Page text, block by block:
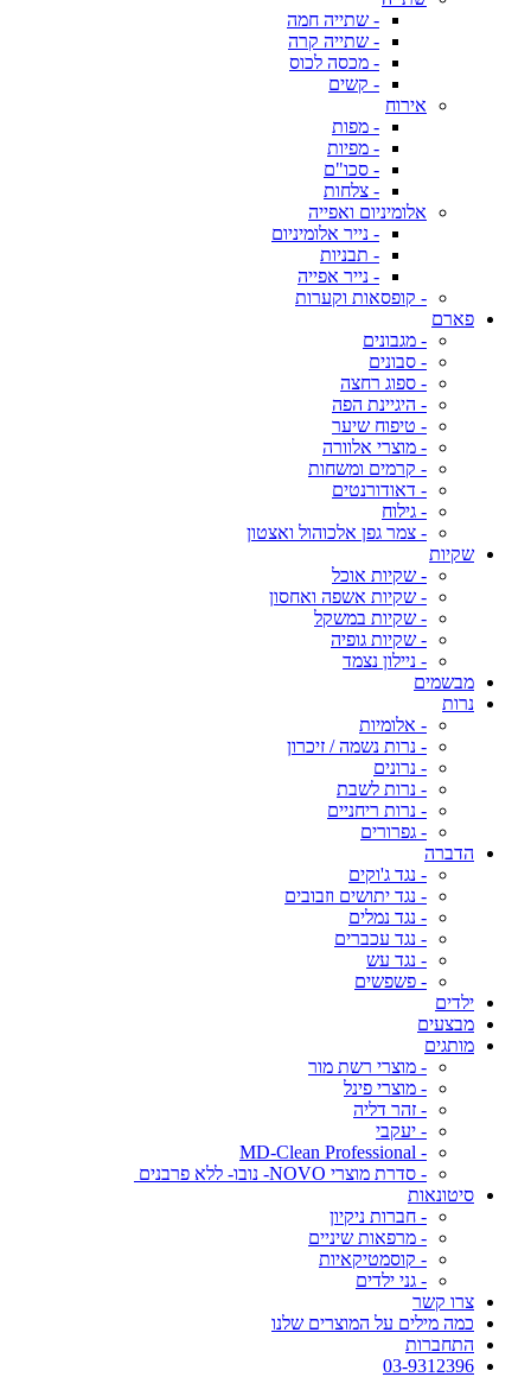
- שתייה חמה
- שתייה קרה
- מכסה לכוס
- קשים
אירוח
- מפות
- מפיות
- סכו"ם
- צלחות
אלומיניום ואפייה
- נייר אלומיניום
- תבניות
- נייר אפייה
- קופסאות וקערות
פארם
- מגבונים
- סבונים
- ספוג רחצה
- היגיינת הפה
- טיפוח שיער
- מוצרי אלוורה
- קרמים ומשחות
- דאודורנטים
- גילוח
- צמר גפן אלכוהול ואצטון
שקיות
- שקיות אוכל
- שקיות אשפה ואחסון
- שקיות במשקל
- שקיות גופיה
- ניילון נצמד
מבשמים
נרות
- אלומיות
- נרות נשמה / זיכרון
- נרונים
- נרות לשבת
- נרות ריחניים
- גפרורים
הדברה
- נגד ג'וקים
- נגד יתושים וזבובים
- נגד נמלים
- נגד עכברים
- נגד עש
- פשפשים
ילדים
מבצעים
מותגים
- מוצרי רשת מור
- מוצרי פינל
- זהר דליה
- יעקבי
- MD-Clean Professional
- סדרת מוצרי NOVO- נובו- ללא פרבנים
סיטונאות
- חברות ניקיון
- מרפאות שיניים
- קוסמטיקאיות
- גני ילדים
צרו קשר
כמה מילים על המוצרים שלנו
התחברות
03-9312396